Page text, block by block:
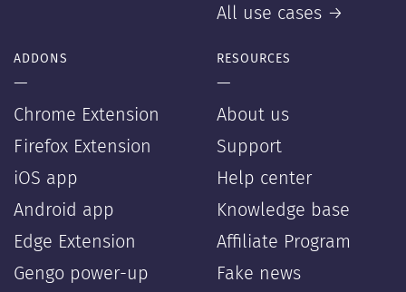
All use cases →
ADDONS
—
Chrome Extension
Firefox Extension
iOS app
Android app
Edge Extension
Gengo power-up
RESOURCES
—
About us
Support
Help center
Knowledge base
Affiliate Program
Fake news